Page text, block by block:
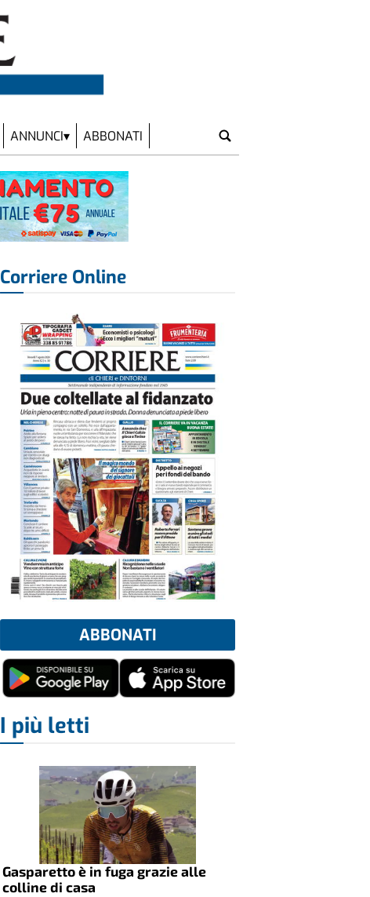
ANNUNCI ABBONATI
Corriere Online
ABBONATI
I più letti
Gasparetto è in fuga grazie alle
colline di casa